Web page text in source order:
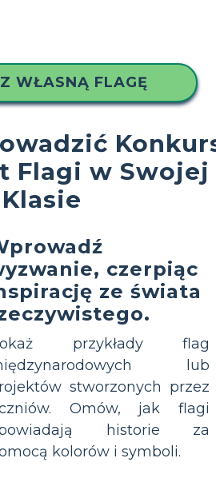
WŁASNĄ FLAGĘ
Flagi w Swojej
Klasie
czerpiąc
ze świata
przykłady flag
lub
stworzonych przez
Omów, jak flagi
historie za
kolorów i symboli.